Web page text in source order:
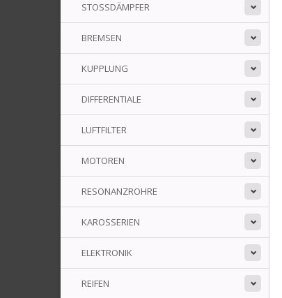
STOSSDÄMPFER
BREMSEN
KUPPLUNG
DIFFERENTIALE
LUFTFILTER
MOTOREN
RESONANZROHRE
KAROSSERIEN
ELEKTRONIK
REIFEN